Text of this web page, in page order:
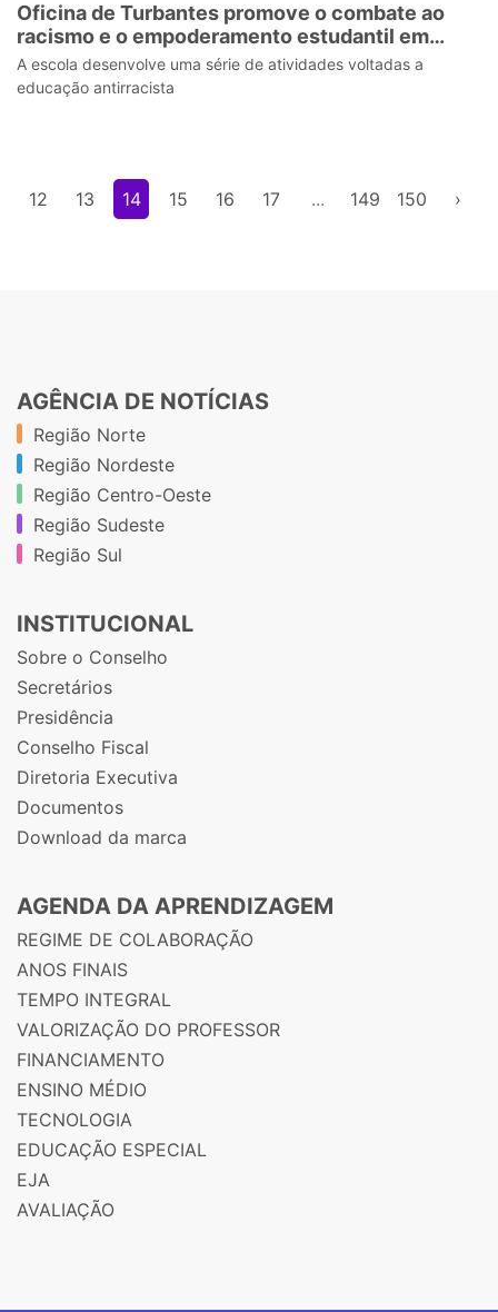
Oficina de Turbantes promove o combate ao
racismo e o empoderamento estudantil em
escola da rede estadual de Sergipe
A escola desenvolve uma série de atividades voltadas a
educação antirracista
12 13 14 15 16 17 ... 149 150 ›
AGÊNCIA DE NOTÍCIAS
Região Norte
Região Nordeste
Região Centro-Oeste
Região Sudeste
Região Sul
INSTITUCIONAL
Sobre o Conselho
Secretários
Presidência
Conselho Fiscal
Diretoria Executiva
Documentos
Download da marca
AGENDA DA APRENDIZAGEM
REGIME DE COLABORAÇÃO
ANOS FINAIS
TEMPO INTEGRAL
VALORIZAÇÃO DO PROFESSOR
FINANCIAMENTO
ENSINO MÉDIO
TECNOLOGIA
EDUCAÇÃO ESPECIAL
EJA
AVALIAÇÃO